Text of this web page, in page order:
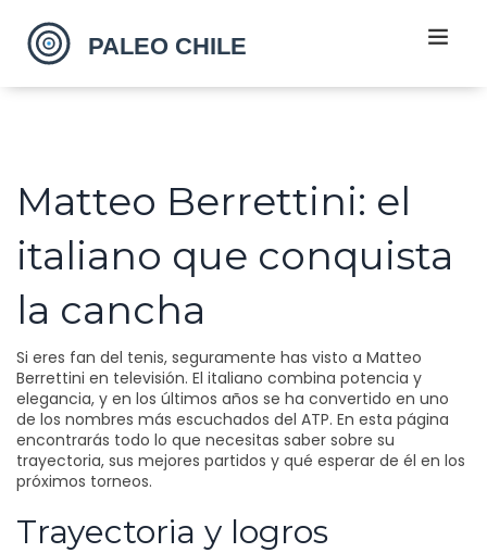
Matteo Berrettini: el
italiano que conquista
la cancha
Si eres fan del tenis, seguramente has visto a Matteo
Berrettini en televisión. El italiano combina potencia y
elegancia, y en los últimos años se ha convertido en uno
de los nombres más escuchados del ATP. En esta página
encontrarás todo lo que necesitas saber sobre su
trayectoria, sus mejores partidos y qué esperar de él en los
próximos torneos.
Trayectoria y logros